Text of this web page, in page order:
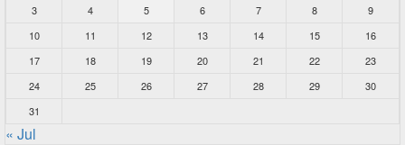
3
4 5 6 7 8
9
10
11 12 13 14 15
16
17
18 19 20 21 22
23
24
25 26 27 28 29
30
31
« Jul